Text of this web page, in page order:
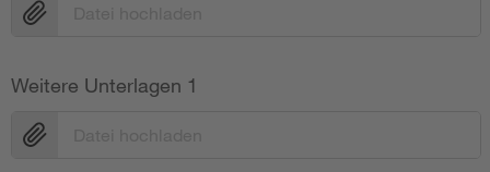
Weitere Unterlagen 1